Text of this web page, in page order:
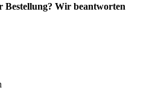
Bestellung? Wir beantworten